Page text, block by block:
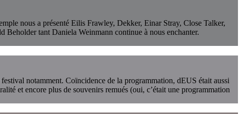
nous a présenté Eilis Frawley, Dekker, Einar Stray, Close Talker,
tant Daniela Weinmann continue à nous enchanter.
notamment. Coïncidence de la programmation, dEUS était aussi
et encore plus de souvenirs remués (oui, c’était une programmation